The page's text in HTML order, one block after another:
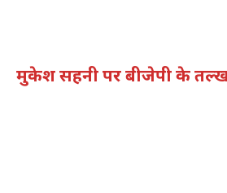
मुकेश सहनी पर बीजेपी के